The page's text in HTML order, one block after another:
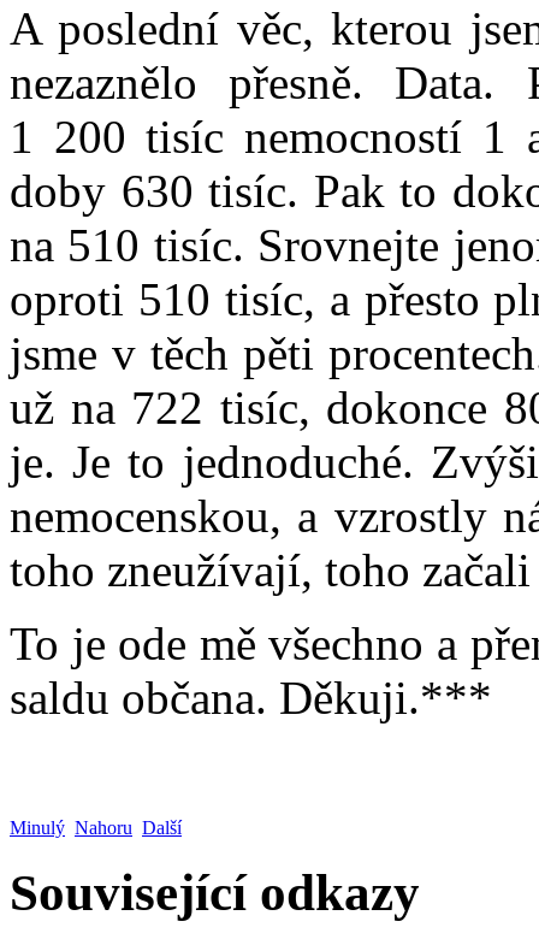
A poslední věc, kterou
nezaznělo přesně. Data.
1 200 tisíc nemocností 1
doby 630 tisíc. Pak to
na 510 tisíc. Srovnejte
oproti 510 tisíc, a přesto
jsme v těch pěti
už na 722 tisíc, dokonce
je. Je to jednoduché.
nemocenskou, a vzrostly
toho zneužívají, toho
To je ode mě všechno a
saldu občana. Děkuji.***
Minulý Nahoru Další
Související odkazy